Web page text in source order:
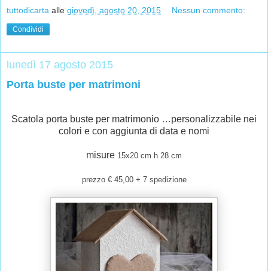
tuttodicarta alle giovedì, agosto 20, 2015 Nessun commento:
Condividi
lunedì 17 agosto 2015
Porta buste per matrimoni
Scatola porta buste per matrimonio …personalizzabile nei
colori e con aggiunta di data e nomi
misure 15x20 cm h 28 cm
prezzo € 45,00 + 7 spedizione